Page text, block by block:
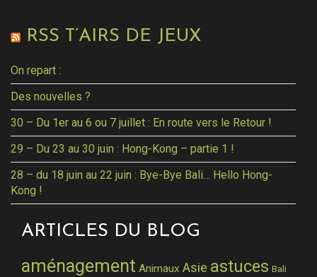
RSS T’AIRS DE JEUX
On repart :
Des nouvelles ?
30 – Du 1er au 6 ou 7 juillet : En route vers le Retour !
29 – Du 23 au 30 juin : Hong-Kong – partie 1 !
28 – du 18 juin au 22 juin : Bye-Bye Bali… Hello Hong-
Kong !
ARTICLES DU BLOG
aménagement Animaux Asie astuces Bali